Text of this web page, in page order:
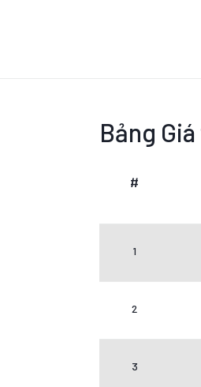
Bảng
#
1
2
3